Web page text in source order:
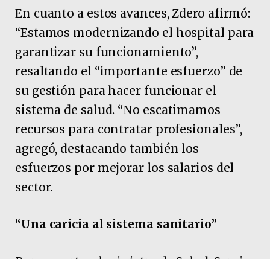
En cuanto a estos avances, Zdero afirmó:
“Estamos modernizando el hospital para
garantizar su funcionamiento”,
resaltando el “importante esfuerzo” de
su gestión para hacer funcionar el
sistema de salud. “No escatimamos
recursos para contratar profesionales”,
agregó, destacando también los
esfuerzos por mejorar los salarios del
sector.
“Una caricia al sistema sanitario”